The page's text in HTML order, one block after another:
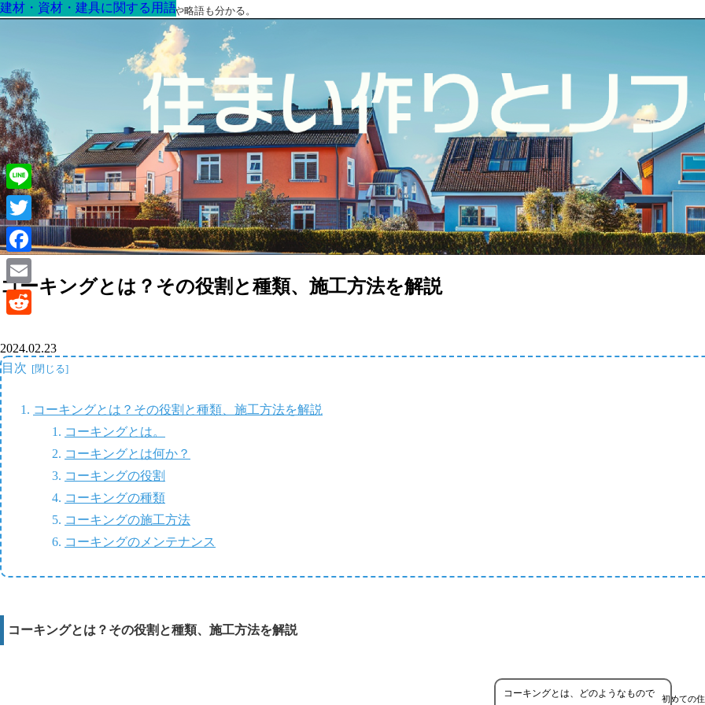
最高の家を作るための知識！専門用語や略語も分かる。
コーキングとは？その役割と種類、施工方法を解説
建材・資材・建具に関する用語
2024.02.23
目次
コーキングとは？その役割と種類、施工方法を解説
コーキングとは。
コーキングとは何か？
コーキングの役割
コーキングの種類
コーキングの施工方法
コーキングのメンテナンス
コーキングとは？その役割と種類、施工方法を解説
初めての
コーキングとは、どのようなもので
建材・資材・建具に関する用語
建材・資材・建具に関する用語
建材・資材・建具に関する用語
建材・資材・建具に関する用語
建材・資材・建具に関する用語
建材・資材・建具に関する用語
Line
Twitter
Facebook
Email